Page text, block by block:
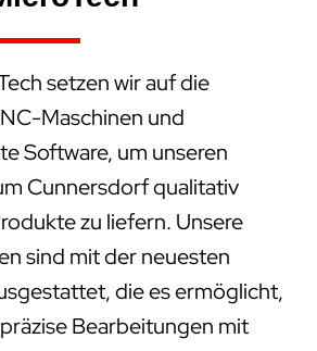
Cunnersdorf qualitativ
zu liefern. Unsere
sind mit der neuesten
die es ermöglicht,
Bearbeitungen mit
durchzuführen. Die
spielen
Rolle, da sie es